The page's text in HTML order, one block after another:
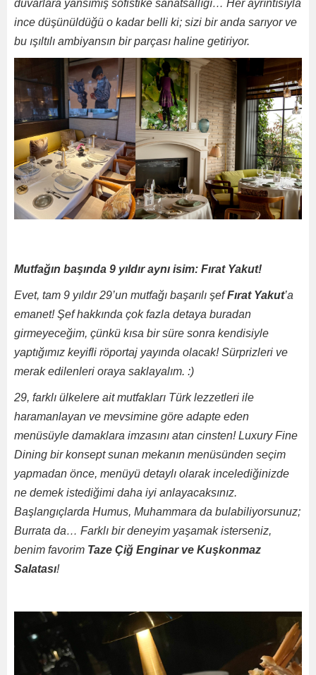
duvarlara yansımış sofistike sanatsallığı… Her ayrıntısıyla
ince düşünüldüğü o kadar belli ki; sizi bir anda sarıyor ve
bu ışıltılı ambiyansın bir parçası haline getiriyor.
Mutfağın başında 9 yıldır aynı isim: Fırat Yakut!
Evet, tam 9 yıldır 29’un mutfağı başarılı şefFırat Yakut’a
emanet! Şef hakkında çok fazla detaya buradan
girmeyeceğim, çünkü kısa bir süre sonra kendisiyle
yaptığımız keyifli röportaj yayında olacak! Sürprizleri ve
merak edilenleri oraya saklayalım. :)
29, farklı ülkelere ait mutfakları Türk lezzetleri ile
haramanlayan ve mevsimine göre adapte eden
menüsüyle damaklara imzasını atan cinsten! Luxury Fine
Dining bir konsept sunan mekanın menüsünden seçim
yapmadan önce, menüyü detaylı olarak incelediğinizde
ne demek istediğimi daha iyi anlayacaksınız.
Başlangıçlarda Humus, Muhammara da bulabiliyorsunuz;
Burrata da… Farklı bir deneyim yaşamak isterseniz,
benim favorim Taze Çiğ Enginar ve Kuşkonmaz
Salatası!